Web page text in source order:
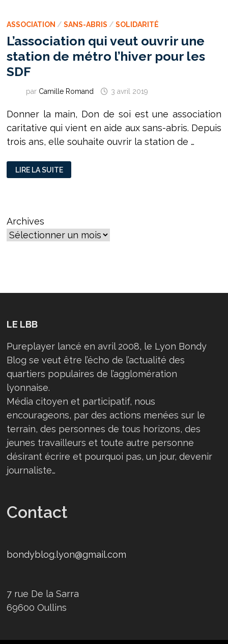
ASSOCIATION / SANS-ABRIS / SOLIDARITÉ
L’association qui veut ouvrir une
station de métro l’hiver pour les
SDF
par Camille Romand 3 avril 2019
Donner la main, Don de soi est une association
caritative qui vient en aide aux sans-abris. Depuis
trois ans, elle souhaite ouvrir la station de …
L’ASSOCIATION
QUI
VEUT
L’HIVER
POUR
LES
SDF
LIRE LA SUITE
Archives
LE LBB
Pureplayer lancé en avril 2008, le Lyon Bondy
Blog se veut être l’écho de l’actualité des
quartiers populaires de l’agglomération
lyonnaise.
Média citoyen et participatif, nous
encourageons, par des actions menées sur le
terrain, des personnes de tous horizons, des
jeunes travailleurs et toute autre personne
désirant écrire et pourquoi pas, un jour, devenir
journaliste…
Contact
bondyblog.lyon@gmail.com
7 rue De la Sarra
69600 Oullins